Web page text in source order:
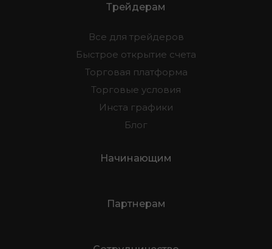
Трейдерам
Все для трейдеров
Быстрое открытие счета
Торговая платформа
Торговые условия
Инста графики
Блог
Начинающим
Партнерам